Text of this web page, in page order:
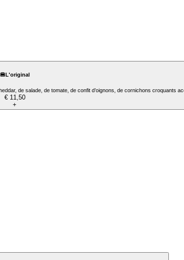
🍔L'original
de salade, de tomate, de confit d’oignons, de cornichons croquants
€ 11,50
+